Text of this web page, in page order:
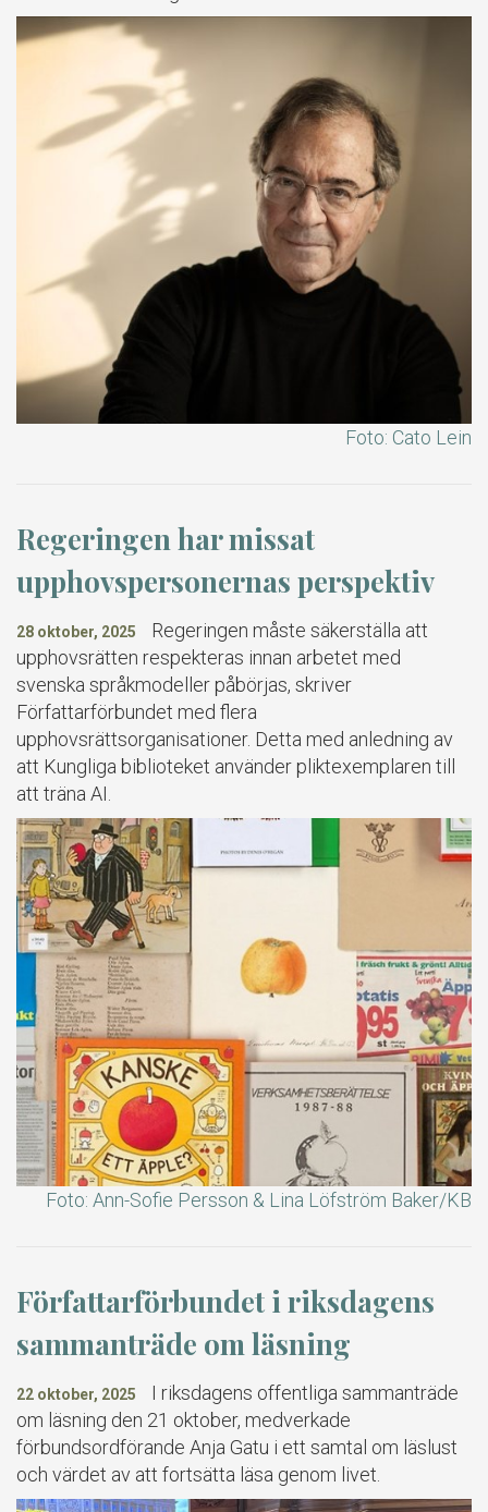
Foto: Cato Lein
Regeringen har missat
upphovspersonernas perspektiv
28 oktober, 2025
Regeringen måste säkerställa att
upphovsrätten respekteras innan arbetet med
svenska språkmodeller påbörjas, skriver
Författarförbundet med flera
upphovsrättsorganisationer. Detta med anledning av
att Kungliga biblioteket använder pliktexemplaren till
att träna AI.
Foto: Ann-Sofie Persson & Lina Löfström Baker/KB
Författarförbundet i riksdagens
sammanträde om läsning
22 oktober, 2025
I riksdagens offentliga sammanträde
om läsning den 21 oktober, medverkade
förbundsordförande Anja Gatu i ett samtal om läslust
och värdet av att fortsätta läsa genom livet.